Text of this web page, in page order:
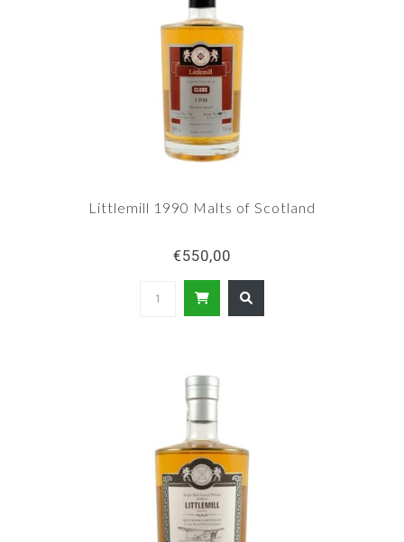
Littlemill 1990 Malts of Scotland
€550,00